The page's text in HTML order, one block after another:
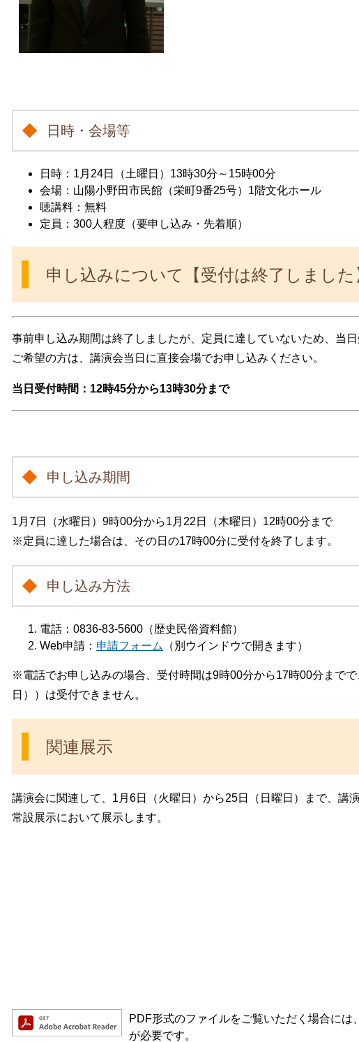
日時・会場等
日時：1月24日（土曜日）13時30分～15時00分
会場：山陽小野田市民館（栄町9番25号）1階文化ホール
聴講料：無料
定員：300人程度（要申し込み・先着順）
申し込みについて【受付は終了しました
事前申し込み期間は終了しましたが、定員に達していないため、当日
ご希望の方は、講演会当日に直接会場でお申し込みください。
当日受付時間：12時45分から13時30分まで
申し込み期間
1月7日（水曜日）9時00分から1月22日（木曜日）12時00分まで
※定員に達した場合は、その日の17時00分に受付を終了します。
申し込み方法
電話：0836-83-5600（歴史民俗資料館）
Web申請： 申請フォーム （別ウインドウで開きます）
※電話でお申し込みの場合、受付時間は9時00分から17時00分まで
日））は受付できません。
関連展示
講演会に関連して、1月6日（火曜日）から25日（日曜日）まで、講
常設展示において展示します。
PDF形式のファイルをご覧いただく場合に
が必要です。